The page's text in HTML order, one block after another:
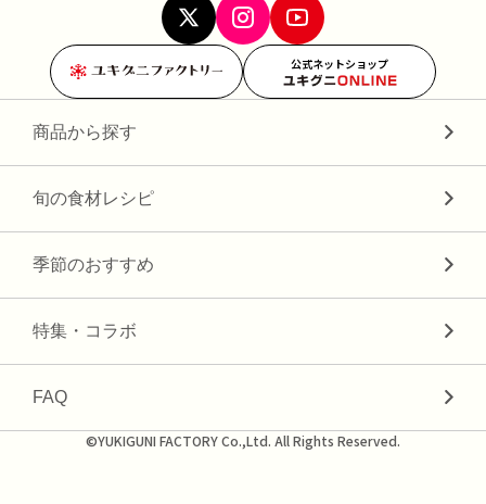
公式ネットショップ
商品から探す
旬の食材レシピ
季節のおすすめ
特集・コラボ
FAQ
©YUKIGUNI FACTORY Co.,Ltd. All Rights Reserved.